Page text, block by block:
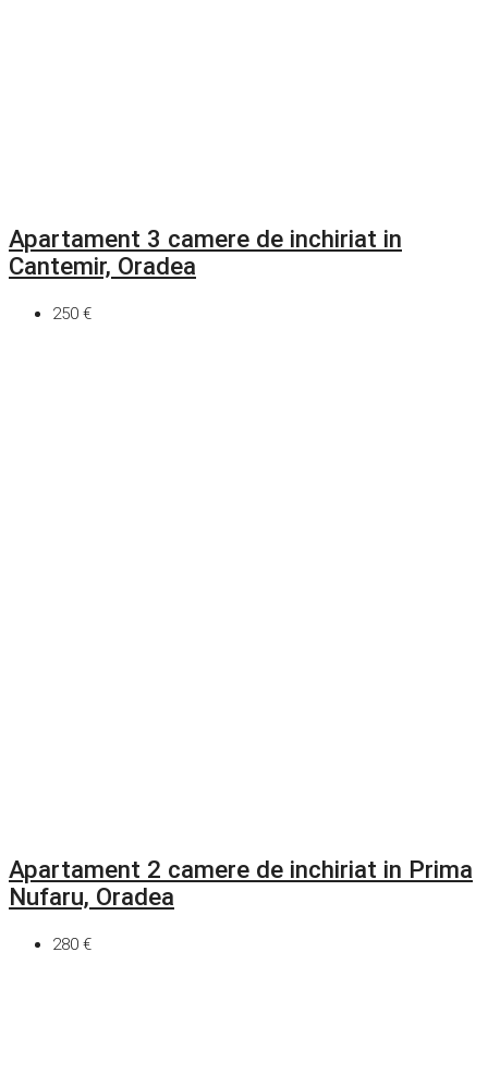
Apartament 3 camere de inchiriat in
Cantemir, Oradea
250 €
Apartament 2 camere de inchiriat in Prima
Nufaru, Oradea
280 €